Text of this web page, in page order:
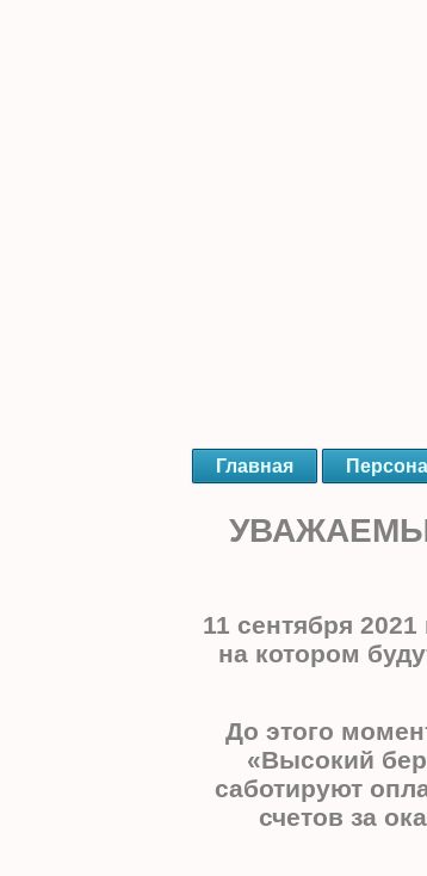
Главная
11 сентября
на котором
До этого
«Высокий
саботируют
счетов за